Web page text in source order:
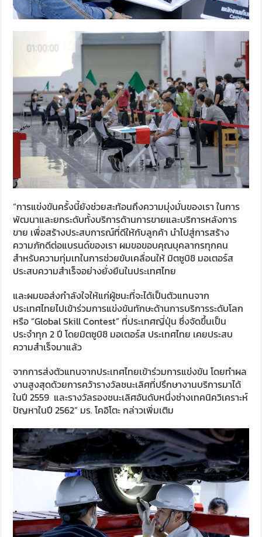
“การแข่งขันครั้งนี้ยังช่วยสะท้อนถึงความมุ่งมั่นของเรา ในการ
พัฒนาและยกระดับทั้งบริการด้านการขายและบริการหลังการ
ขาย เพื่อสร้างประสบการณ์ที่ดีให้กับลูกค้า นำไปสู่การสร้าง
ความภักดีต่อแบรนด์ของเรา ผมขอขอบคุณบุคลากรทุกคน
สำหรับความทุ่มเทในการช่วยขับเคลื่อนให้ มิตซูบิชิ มอเตอร์ส
ประสบความสำเร็จอย่างยั่งยืนในประเทศไทย
และผมขอส่งกำลังใจให้แก่ผู้ชนะที่จะได้เป็นตัวแทนจาก
ประเทศไทยไปเข้าร่วมการแข่งขันทักษะด้านการบริการระดับโลก
หรือ “Global Skill Contest” ที่ประเทศญี่ปุ่น ซึ่งจัดขึ้นเป็น
ประจำทุก 2 ปี โดยมิตซูบิชิ มอเตอร์ส ประเทศไทย เคยประสบ
ความสำเร็จมาแล้ว
จากการส่งตัวแทนจากประเทศไทยเข้าร่วมการแข่งขัน โดยทำผล
งานสูงสุดด้วยการคว้ารางวัลชนะเลิศที่ปรึกษางานบริการมาได้
ในปี 2559 และรางวัลรองชนะเลิศอันดับหนึ่งช่างเทคนิควิเคราะห์
ปัญหาในปี 2562” มร. โคอิโตะ กล่าวเพิ่มเติม